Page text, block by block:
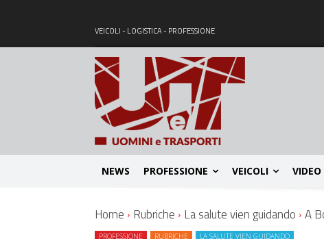
VEICOLI - LOGISTICA - PROFESSIONE
NEWS PROFESSIONE VEICOLI VIDEO
Home Rubriche La salute vien guidando A
PROFESSIONE RUBRICHE LA SALUTE VIEN GUIDANDO